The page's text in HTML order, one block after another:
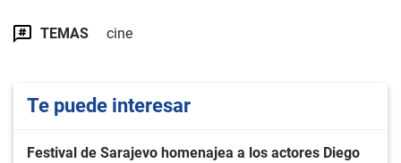
TEMAS cine
Te puede interesar
Festival de Sarajevo homenajea a los actores Diego